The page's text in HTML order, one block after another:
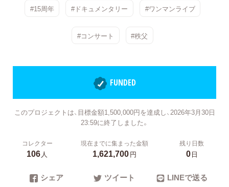
#15周年 #ドキュメンタリー #ワンマンライブ
#コンサート #秩父
FUNDED
このプロジェクトは、目標金額1,500,000円を達成し、2026年3月30日
23:59に終了しました。
コレクター
106人
現在までに集まった金額
1,621,700円
残り日数
0日
シェア ツイート LINEで送る